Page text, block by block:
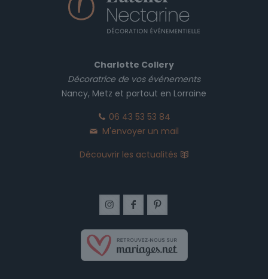
Charlotte Collery
Décoratrice de vos événements
Nancy, Metz et partout en Lorraine
06 43 53 53 84
M'envoyer un mail
Découvrir les actualités